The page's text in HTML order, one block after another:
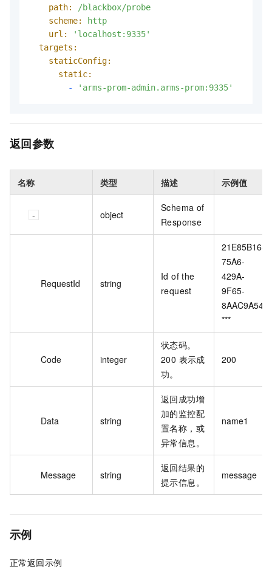
path:
/blackbox/probe
scheme:
http
url:
'localhost:9335'
targets:
staticConfig:
static:
-
'arms-prom-admin.arms-prom:9335'
返回参数
名称 类型 描述 示例值
object
Schema of
Response
RequestId string
Id of the
request
21E85B16-
75A6-
429A-
9F65-
8AAC9A54*
***
Code integer
状态码。
200 表示成
功。
200
Data string
返回成功增
加的监控配
置名称，或
异常信息。
name1
Message string
返回结果的
提示信息。
message
示例
正常返回示例